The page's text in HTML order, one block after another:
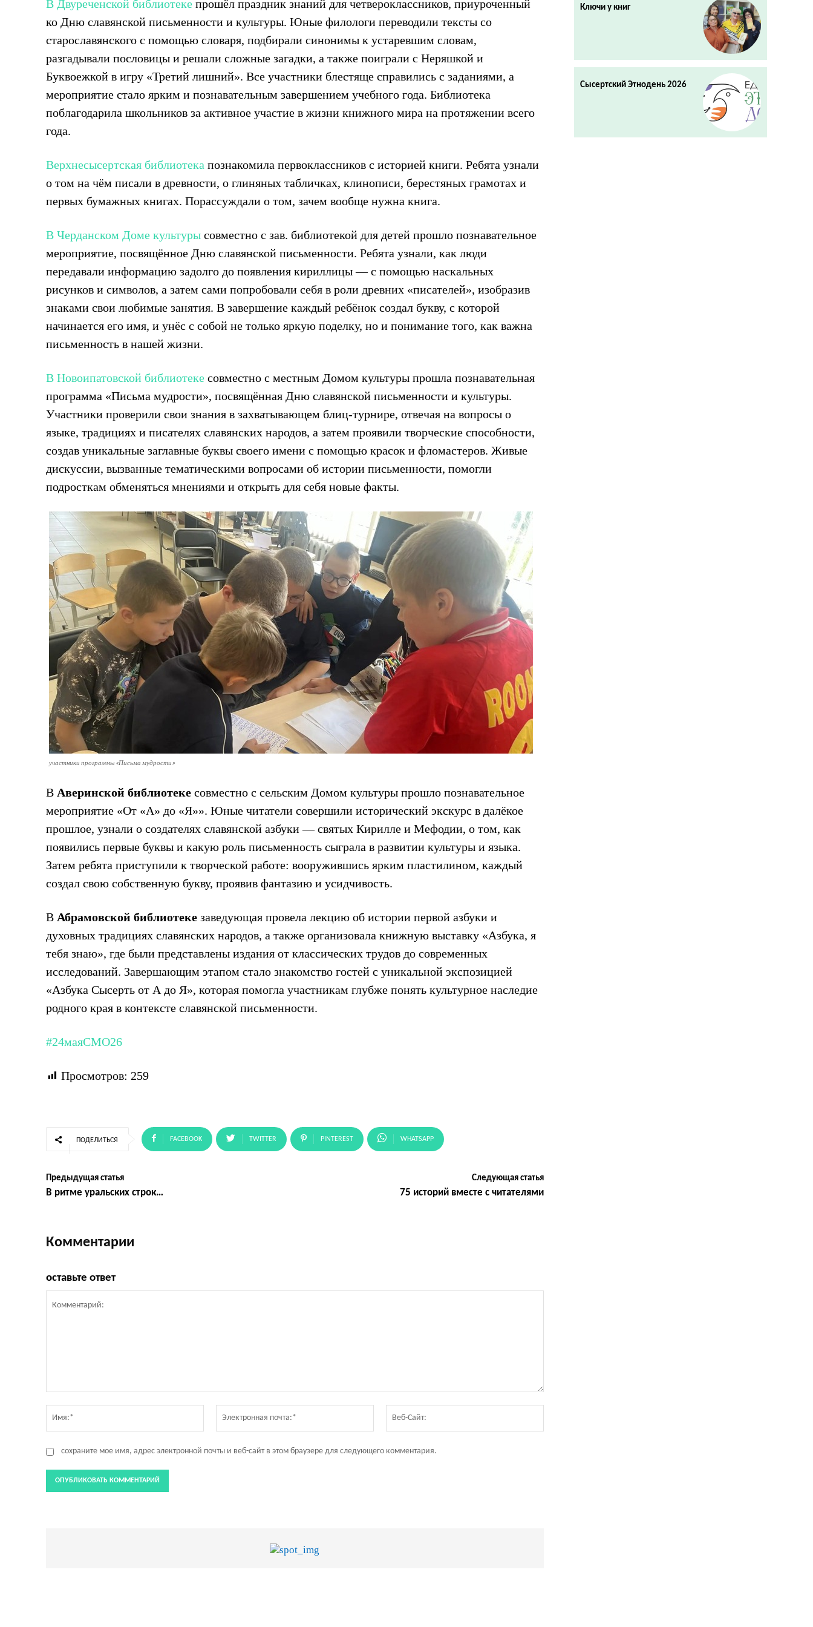
В Двуреченской библиотеке прошёл праздник знаний для четвероклассников, приуроченный
ко Дню славянской письменности и культуры. Юные филологи переводили тексты со
старославянского с помощью словаря, подбирали синонимы к устаревшим словам,
разгадывали пословицы и решали сложные загадки, а также поиграли с Неряшкой и
Буквоежкой в игру «Третий лишний». Все участники блестяще справились с заданиями, а
мероприятие стало ярким и познавательным завершением учебного года. Библиотека
поблагодарила школьников за активное участие в жизни книжного мира на протяжении всего
года.
Верхнесысертская библиотека познакомила первоклассников с историей книги. Ребята узнали
о том на чём писали в древности, о глиняных табличках, клинописи, берестяных грамотах и
первых бумажных книгах. Порассуждали о том, зачем вообще нужна книга.
В Черданском Доме культуры совместно с зав. библиотекой для детей прошло познавательное
мероприятие, посвящённое Дню славянской письменности. Ребята узнали, как люди
передавали информацию задолго до появления кириллицы — с помощью наскальных
рисунков и символов, а затем сами попробовали себя в роли древних «писателей», изобразив
знаками свои любимые занятия. В завершение каждый ребёнок создал букву, с которой
начинается его имя, и унёс с собой не только яркую поделку, но и понимание того, как важна
письменность в нашей жизни.
В Новоипатовской библиотеке совместно с местным Домом культуры прошла познавательная
программа «Письма мудрости», посвящённая Дню славянской письменности и культуры.
Участники проверили свои знания в захватывающем блиц-турнире, отвечая на вопросы о
языке, традициях и писателях славянских народов, а затем проявили творческие способности,
создав уникальные заглавные буквы своего имени с помощью красок и фломастеров. Живые
дискуссии, вызванные тематическими вопросами об истории письменности, помогли
подросткам обменяться мнениями и открыть для себя новые факты.
участники программы «Письма мудрости»
В Аверинской библиотеке совместно с сельским Домом культуры прошло познавательное
мероприятие «От «А» до «Я»». Юные читатели совершили исторический экскурс в далёкое
прошлое, узнали о создателях славянской азбуки — святых Кирилле и Мефодии, о том, как
появились первые буквы и какую роль письменность сыграла в развитии культуры и языка.
Затем ребята приступили к творческой работе: вооружившись ярким пластилином, каждый
создал свою собственную букву, проявив фантазию и усидчивость.
В Абрамовской библиотеке заведующая провела лекцию об истории первой азбуки и
духовных традициях славянских народов, а также организовала книжную выставку «Азбука, я
тебя знаю», где были представлены издания от классических трудов до современных
исследований. Завершающим этапом стало знакомство гостей с уникальной экспозицией
«Азбука Сысерть от А до Я», которая помогла участникам глубже понять культурное наследие
родного края в контексте славянской письменности.
#24маяСМО26
Просмотров: 259
ПОДЕЛИТЬСЯ FACEBOOK TWITTER PINTEREST WHATSAPP
Предыдущая статья
В ритме уральских строк…
Следующая статья
75 историй вместе с читателями
Комментарии
оставьте ответ
почта:*
сохраните мое имя, адрес электронной почты и веб-сайт в этом браузере для следующего комментария.
Ключи у книг
Сысертский Этнодень 2026